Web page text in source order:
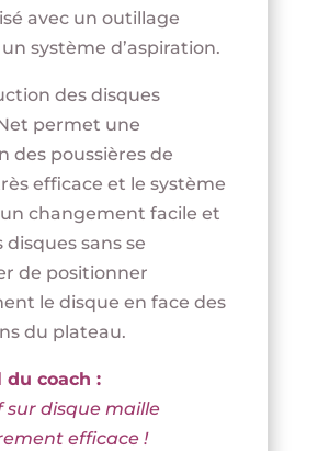
avec un outillage
système d’aspiration.
des disques
permet une
des poussières de
efficace et le système
changement facile et
disques sans se
de positionner
le disque en face des
du plateau.
du coach :
sur disque maille
efficace !